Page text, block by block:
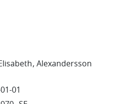
Alexandersson
01